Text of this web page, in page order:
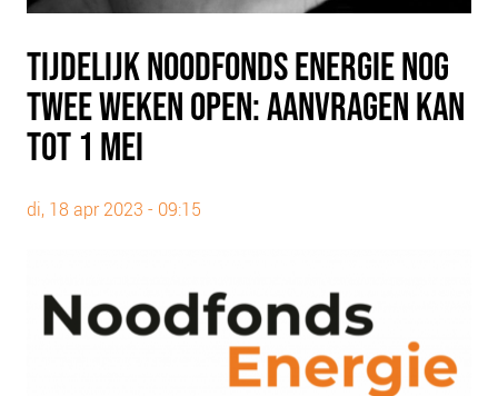
PLINKR NAZORG
SOCIALDEBT
DOORBRAAKMETHODE
COLLECTIEF SCHULDREGELEN
DE VOORZIENINGENWIJZER
HET TEAM
TIJDELIJK NOODFONDS ENERGIE NOG
TWEE WEKEN OPEN: AANVRAGEN KAN
TOT 1 MEI
di, 18 apr 2023 - 09:15